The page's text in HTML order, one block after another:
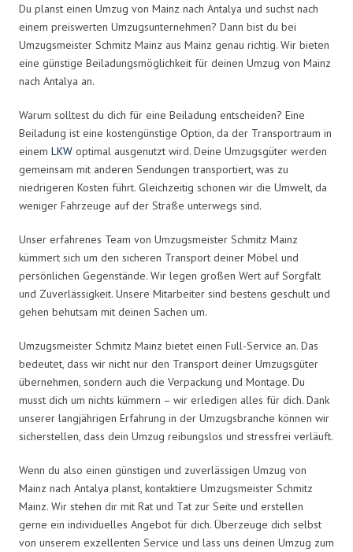
Du planst einen Umzug von Mainz nach Antalya und suchst nach
einem preiswerten Umzugsunternehmen? Dann bist du bei
Umzugsmeister Schmitz Mainz aus Mainz genau richtig. Wir bieten
eine günstige Beiladungsmöglichkeit für deinen Umzug von Mainz
nach Antalya an.
Warum solltest du dich für eine Beiladung entscheiden? Eine
Beiladung ist eine kostengünstige Option, da der Transportraum in
einem LKW optimal ausgenutzt wird. Deine Umzugsgüter werden
gemeinsam mit anderen Sendungen transportiert, was zu
niedrigeren Kosten führt. Gleichzeitig schonen wir die Umwelt, da
weniger Fahrzeuge auf der Straße unterwegs sind.
Unser erfahrenes Team von Umzugsmeister Schmitz Mainz
kümmert sich um den sicheren Transport deiner Möbel und
persönlichen Gegenstände. Wir legen großen Wert auf Sorgfalt
und Zuverlässigkeit. Unsere Mitarbeiter sind bestens geschult und
gehen behutsam mit deinen Sachen um.
Umzugsmeister Schmitz Mainz bietet einen Full-Service an. Das
bedeutet, dass wir nicht nur den Transport deiner Umzugsgüter
übernehmen, sondern auch die Verpackung und Montage. Du
musst dich um nichts kümmern – wir erledigen alles für dich. Dank
unserer langjährigen Erfahrung in der Umzugsbranche können wir
sicherstellen, dass dein Umzug reibungslos und stressfrei verläuft.
Wenn du also einen günstigen und zuverlässigen Umzug von
Mainz nach Antalya planst, kontaktiere Umzugsmeister Schmitz
Mainz. Wir stehen dir mit Rat und Tat zur Seite und erstellen
gerne ein individuelles Angebot für dich. Überzeuge dich selbst
von unserem exzellenten Service und lass uns deinen Umzug zum